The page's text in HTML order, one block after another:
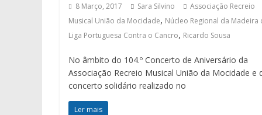
8 Março, 2017 Sara Silvino
Associação Recreio
Musical União da Mocidade, Núcleo Regional da Madeira
Liga Portuguesa Contra o Cancro, Ricardo Sousa
No âmbito do 104.º Concerto de Aniversário da
Associação Recreio Musical União da Mocidade e
concerto solidário realizado no
Ler mais